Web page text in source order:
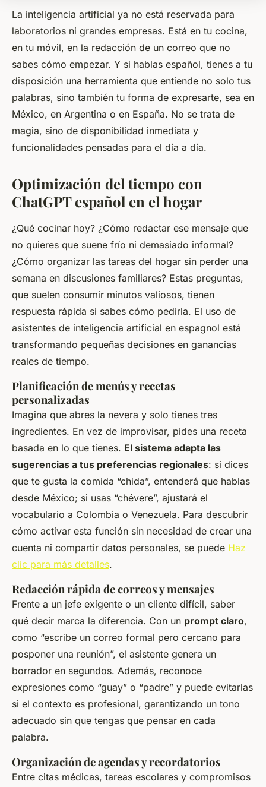
La inteligencia artificial ya no está reservada para
laboratorios ni grandes empresas. Está en tu cocina,
en tu móvil, en la redacción de un correo que no
sabes cómo empezar. Y si hablas español, tienes a tu
disposición una herramienta que entiende no solo tus
palabras, sino también tu forma de expresarte, sea en
México, en Argentina o en España. No se trata de
magia, sino de disponibilidad inmediata y
funcionalidades pensadas para el día a día.
Optimización del tiempo con
ChatGPT español en el hogar
¿Qué cocinar hoy? ¿Cómo redactar ese mensaje que
no quieres que suene frío ni demasiado informal?
¿Cómo organizar las tareas del hogar sin perder una
semana en discusiones familiares? Estas preguntas,
que suelen consumir minutos valiosos, tienen
respuesta rápida si sabes cómo pedirla. El uso de
asistentes de inteligencia artificial en espagnol está
transformando pequeñas decisiones en ganancias
reales de tiempo.
Planificación de menús y recetas
personalizadas
Imagina que abres la nevera y solo tienes tres
ingredientes. En vez de improvisar, pides una receta
basada en lo que tienes. El sistema adapta las
sugerencias a tus preferencias regionales: si dices
que te gusta la comida “chida”, entenderá que hablas
desde México; si usas “chévere”, ajustará el
vocabulario a Colombia o Venezuela. Para descubrir
cómo activar esta función sin necesidad de crear una
cuenta ni compartir datos personales, se puede Haz
clic para más detalles.
Redacción rápida de correos y mensajes
Frente a un jefe exigente o un cliente difícil, saber
qué decir marca la diferencia. Con un prompt claro,
como “escribe un correo formal pero cercano para
posponer una reunión”, el asistente genera un
borrador en segundos. Además, reconoce
expresiones como “guay” o “padre” y puede evitarlas
si el contexto es profesional, garantizando un tono
adecuado sin que tengas que pensar en cada
palabra.
Organización de agendas y recordatorios
Entre citas médicas, tareas escolares y compromisos